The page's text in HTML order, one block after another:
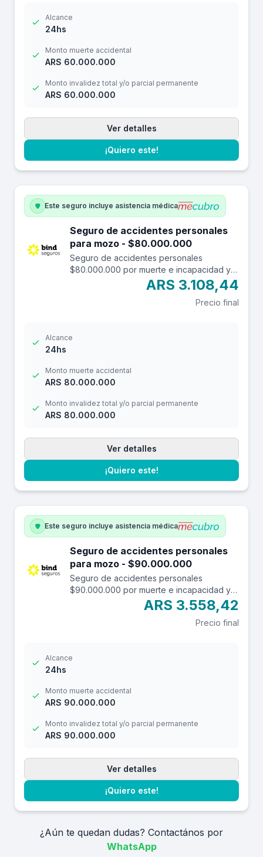
Alcance
24hs
Monto muerte accidental
ARS 60.000.000
Monto invalidez total y/o parcial permanente
ARS 60.000.000
Ver detalles
¡Quiero este!
Este seguro incluye asistencia médica
Seguro de accidentes personales
para mozo - $80.000.000
Seguro de accidentes personales
$80.000.000 por muerte e incapacidad y
$10.000.000 por reembolso de gastos
médicos con una franquicia de $3.000.-
ARS 3.108,44
Precio final
Alcance
24hs
Monto muerte accidental
ARS 80.000.000
Monto invalidez total y/o parcial permanente
ARS 80.000.000
Ver detalles
¡Quiero este!
Este seguro incluye asistencia médica
Seguro de accidentes personales
para mozo - $90.000.000
Seguro de accidentes personales
$90.000.000 por muerte e incapacidad y
$12.000.000 por reembolso de gastos
médicos con franquicia de $ 3.000.-
ARS 3.558,42
Precio final
Alcance
24hs
Monto muerte accidental
ARS 90.000.000
Monto invalidez total y/o parcial permanente
ARS 90.000.000
Ver detalles
¡Quiero este!
¿Aún te quedan dudas? Contactános por
WhatsApp